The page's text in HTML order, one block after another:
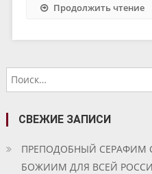
Продолжить чтение
СВЕЖИЕ ЗАПИСИ
ПРЕПОДОБНЫЙ СЕРАФИМ
БОЖИИМ ДЛЯ ВСЕЙ